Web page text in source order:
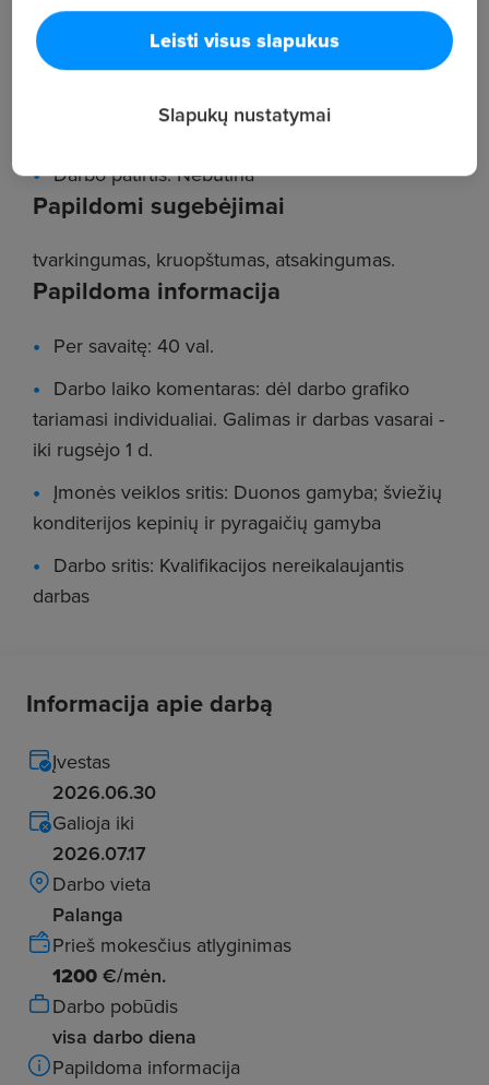
tvarkymas, valymas, patalynės ir rankšluosčių
keitimas.
Reikalavimai
Pareigos: Kambarių tvarkytojas
Darbo patirtis: Nebūtina
Papildomi sugebėjimai
tvarkingumas, kruopštumas, atsakingumas.
Papildoma informacija
Per savaitę: 40 val.
Darbo laiko komentaras: dėl darbo grafiko
tariamasi individualiai. Galimas ir darbas vasarai -
iki rugsėjo 1 d.
Įmonės veiklos sritis: Duonos gamyba; šviežių
konditerijos kepinių ir pyragaičių gamyba
Darbo sritis: Kvalifikacijos nereikalaujantis
darbas
Informacija apie darbą
Įvestas
2026.06.30
Galioja iki
2026.07.17
Darbo vieta
Palanga
Prieš mokesčius atlyginimas
1200 €/mėn.
Darbo pobūdis
visa darbo diena
Papildoma informacija
Leisti visus slapukus
Slapukų nustatymai